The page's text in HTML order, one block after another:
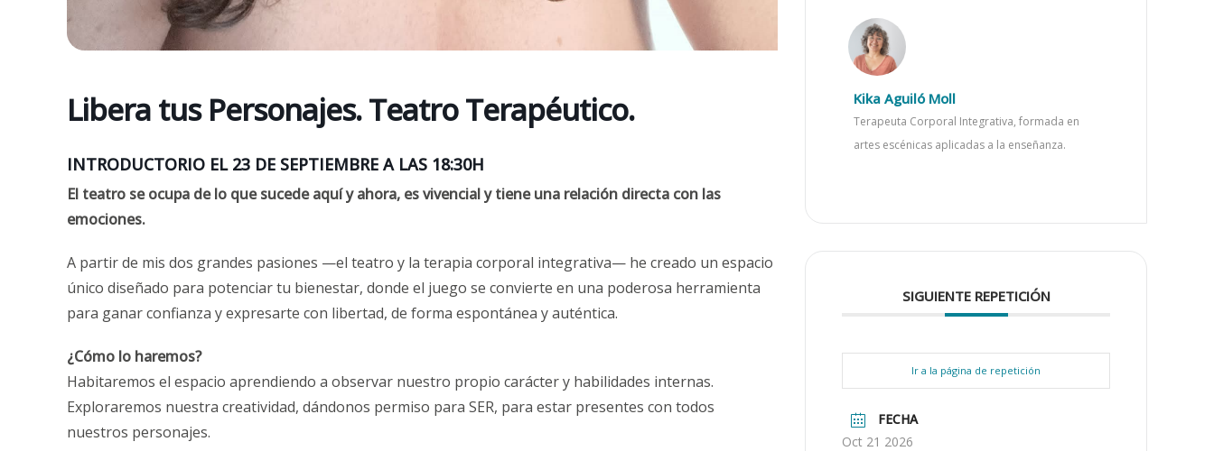
Libera tus Personajes. Teatro Terapéutico.
INTRODUCTORIO EL 23 DE SEPTIEMBRE A LAS 18:30H
El teatro se ocupa de lo que sucede aquí y ahora, es vivencial y tiene una relación directa con las
emociones.
A partir de mis dos grandes pasiones —el teatro y la terapia corporal integrativa— he creado un espacio
único diseñado para potenciar tu bienestar, donde el juego se convierte en una poderosa herramienta
para ganar confianza y expresarte con libertad, de forma espontánea y auténtica.
¿Cómo lo haremos?
Habitaremos el espacio aprendiendo a observar nuestro propio carácter y habilidades internas.
Exploraremos nuestra creatividad, dándonos permiso para SER, para estar presentes con todos
nuestros personajes.
Kika Aguiló Moll
Terapeuta Corporal Integrativa, formada en
artes escénicas aplicadas a la enseñanza.
SIGUIENTE REPETICIÓN
Ir a la página de repetición
FECHA
Oct 21 2026